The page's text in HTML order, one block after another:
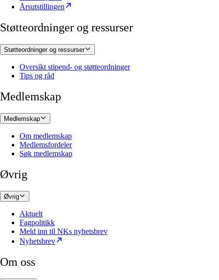
Årsutstillingen
Støtteordninger og ressurser
Støtteordninger og ressurser
Oversikt stipend- og støtteordninger
Tips og råd
Medlemskap
Medlemskap
Om medlemskap
Medlemsfordeler
Søk medlemskap
Øvrig
Øvrig
Aktuelt
Fagpolitikk
Meld inn til NKs nyhetsbrev
Nyhetsbrev
Om oss